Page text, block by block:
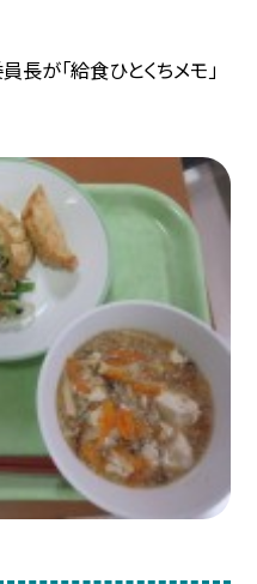
が「給食ひとくちメモ」